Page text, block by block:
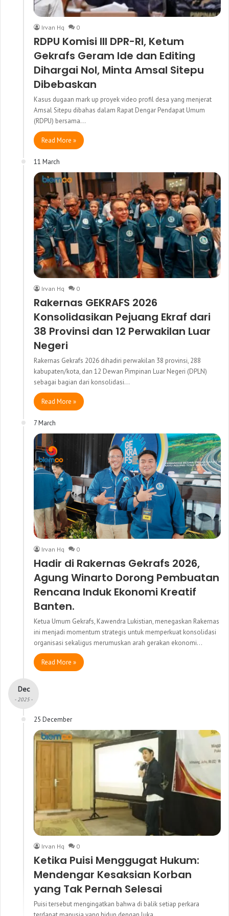
Irvan Hq 0
RDPU Komisi III DPR-RI, Ketum
Gekrafs Geram Ide dan Editing
Dihargai Nol, Minta Amsal Sitepu
Dibebaskan
Kasus dugaan mark up proyek video profil desa yang menjerat
Amsal Sitepu dibahas dalam Rapat Dengar Pendapat Umum
(RDPU) bersama…
Read More »
11 March
Irvan Hq 0
Rakernas GEKRAFS 2026
Konsolidasikan Pejuang Ekraf dari
38 Provinsi dan 12 Perwakilan Luar
Negeri
Rakernas Gekrafs 2026 dihadiri perwakilan 38 provinsi, 288
kabupaten/kota, dan 12 Dewan Pimpinan Luar Negeri (DPLN)
sebagai bagian dari konsolidasi…
Read More »
7 March
Irvan Hq 0
Hadir di Rakernas Gekrafs 2026,
Agung Winarto Dorong Pembuatan
Rencana Induk Ekonomi Kreatif
Banten.
Ketua Umum Gekrafs, Kawendra Lukistian, menegaskan Rakernas
ini menjadi momentum strategis untuk memperkuat konsolidasi
organisasi sekaligus merumuskan arah gerakan ekonomi…
Read More »
Dec
- 2025 -
25 December
Irvan Hq 0
Ketika Puisi Menggugat Hukum:
Mendengar Kesaksian Korban
yang Tak Pernah Selesai
Puisi tersebut mengingatkan bahwa di balik setiap perkara